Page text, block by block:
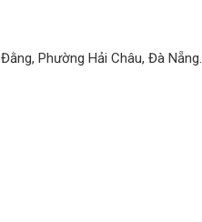
Phường Hải Châu, Đà Nẵng.